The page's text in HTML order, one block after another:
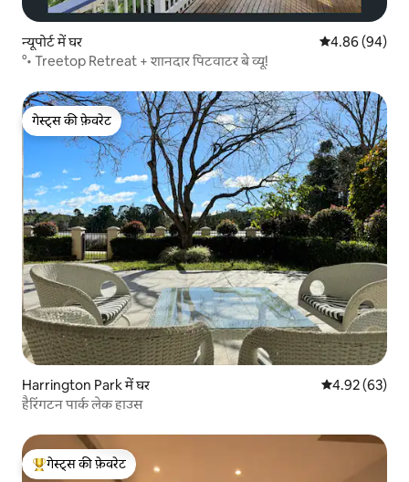
न्यूपोर्ट में घर औसत रेटिंग 5 में
4.86 (94)
°• Treetop Retreat + शानदार पिटवाटर बे व्यू!
गेस्ट्स की फ़ेवरेट
गेस्ट्स की फ़ेवरेट
Harrington Park में घर औसत रेटिंग 5 में
4.92 (63)
हैरिंगटन पार्क लेक हाउस
गेस्ट्स का टॉप फ़ेवरेट
गेस्ट्स की फ़ेवरेट